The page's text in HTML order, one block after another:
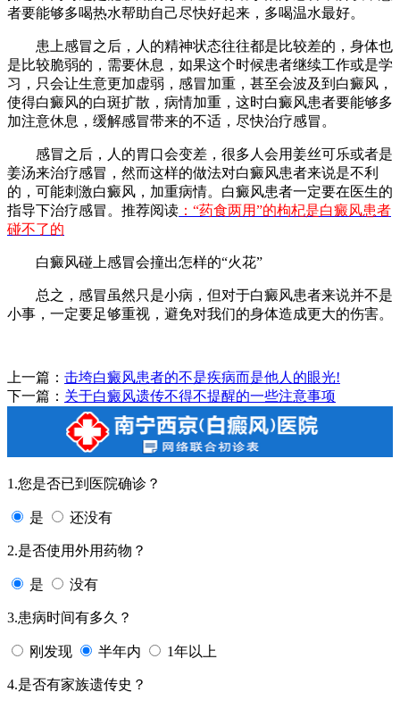
者要能够多喝热水帮助自己尽快好起来，多喝温水最好。
患上感冒之后，人的精神状态往往都是比较差的，身体也
是比较脆弱的，需要休息，如果这个时候患者继续工作或是学
习，只会让生意更加虚弱，感冒加重，甚至会波及到白癜风，
使得白癜风的白斑扩散，病情加重，这时白癜风患者要能够多
加注意休息，缓解感冒带来的不适，尽快治疗感冒。
感冒之后，人的胃口会变差，很多人会用姜丝可乐或者是
姜汤来治疗感冒，然而这样的做法对白癜风患者来说是不利
的，可能刺激白癜风，加重病情。白癜风患者一定要在医生的
指导下治疗感冒。推荐阅读 ：“药食两用”的枸杞是白癜风患者
碰不了的
白癜风碰上感冒会撞出怎样的“火花”
总之，感冒虽然只是小病，但对于白癜风患者来说并不是
小事，一定要足够重视，避免对我们的身体造成更大的伤害。
上一篇： 击垮白癜风患者的不是疾病而是他人的眼光!
下一篇： 关于白癜风遗传不得不提醒的一些注意事项
1.您是否已到医院确诊？
是 还没有
2.是否使用外用药物？
是 没有
3.患病时间有多久？
刚发现 半年内 1年以上
4.是否有家族遗传史？